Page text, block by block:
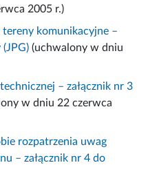
2005 r.)
komunikacyjne –
(uchwalony w dniu
– załącznik nr 3
w dniu 22 czerwca
rozpatrzenia uwag
– załącznik nr 4 do